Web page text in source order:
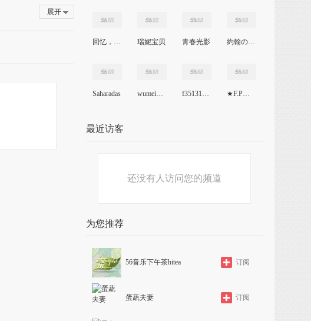
展开
回忆，倒退走 瑞妮宝贝 青春光影 約翰の樂,
Saharadas wumei526 f351318523 ★F.P★关哥
最近访客
还没有人访问您的频道
为您推荐
56音乐下午茶hitea 订阅
蛋蔬夫妻 订阅